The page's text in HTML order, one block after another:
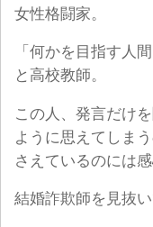
女性格闘家。
「何かを目指す人
と高校教師。
この人、発言だけ
ように思えてしま
さえているのには感
結婚詐欺師を見抜